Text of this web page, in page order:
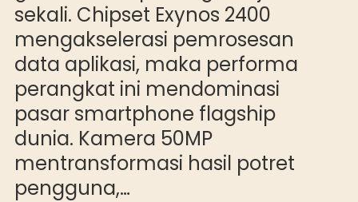
sekali. Chipset Exynos 2400
mengakselerasi pemrosesan
data aplikasi, maka performa
perangkat ini mendominasi
pasar smartphone flagship
dunia. Kamera 50MP
mentransformasi hasil potret
pengguna,…